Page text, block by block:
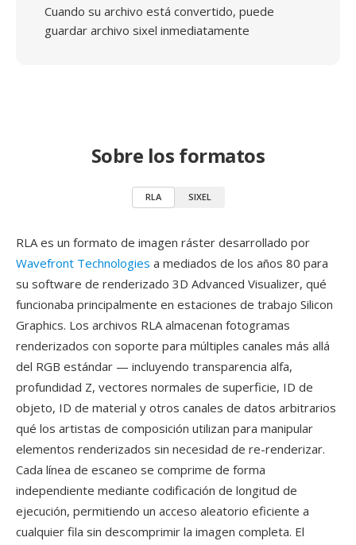
Cuando su archivo está convertido, puede
guardar archivo sixel inmediatamente
Sobre los formatos
RLA SIXEL
RLA es un formato de imagen ráster desarrollado por
Wavefront Technologies a mediados de los años 80 para
su software de renderizado 3D Advanced Visualizer, qué
funcionaba principalmente en estaciones de trabajo Silicon
Graphics. Los archivos RLA almacenan fotogramas
renderizados con soporte para múltiples canales más allá
del RGB estándar — incluyendo transparencia alfa,
profundidad Z, vectores normales de superficie, ID de
objeto, ID de material y otros canales de datos arbitrarios
qué los artistas de composición utilizan para manipular
elementos renderizados sin necesidad de re-renderizar.
Cada línea de escaneo se comprime de forma
independiente mediante codificación de longitud de
ejecución, permitiendo un acceso aleatorio eficiente a
cualquier fila sin descomprimir la imagen completa. El